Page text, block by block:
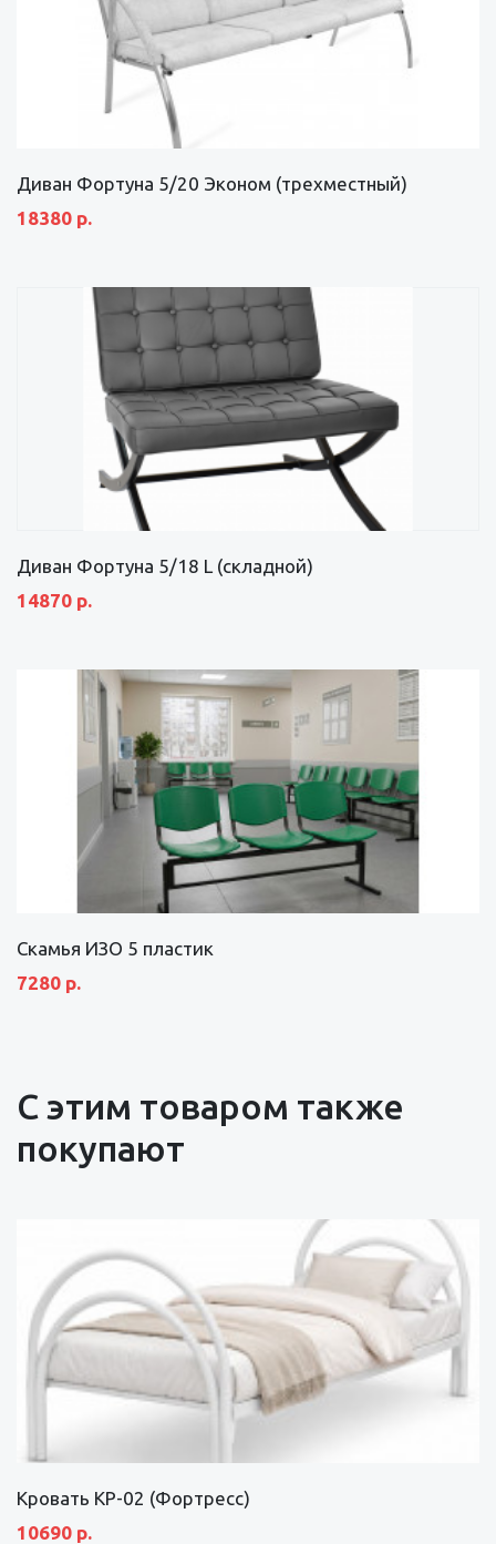
Диван Фортуна 5/20 Эконом (трехместный)
18380 р.
Диван Фортуна 5/18 L (складной)
14870 р.
Скамья ИЗО 5 пластик
7280 р.
С этим товаром также
покупают
Кровать КР-02 (Фортресс)
10690 р.